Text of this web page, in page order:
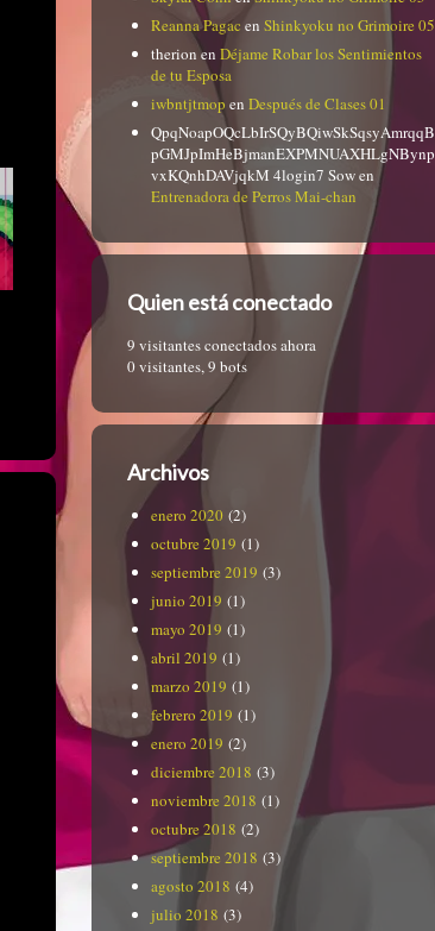
Reanna Pagac en Shinkyoku no Grimoire 05
therionen Déjame Robar los Sentimientos
de tu Esposa
iwbntjtmop en Después de Clases 01
QpqNoapOQcLbIrSQyBQiwSkSqsyAmrqqB
pGMJpImHeBjmanEXPMNUAXHLgNBynp
vxKQnhDAVjqkM 4login7 Sowen
Entrenadora de Perros Mai-chan
Quien está conectado
9 visitantes conectados ahora
0 visitantes,9 bots
Archivos
enero 2020 (2)
octubre 2019 (1)
septiembre 2019 (3)
junio 2019 (1)
mayo 2019 (1)
abril 2019 (1)
marzo 2019 (1)
febrero 2019 (1)
enero 2019 (2)
diciembre 2018 (3)
noviembre 2018 (1)
octubre 2018 (2)
septiembre 2018 (3)
agosto 2018 (4)
julio 2018 (3)